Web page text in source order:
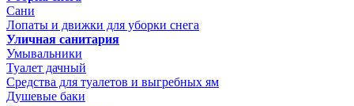
Сани
Лопаты и движки для уборки снега
Уличная санитария
Умывальники
Туалет дачный
Средства для туалетов и выгребных ям
Душевые баки